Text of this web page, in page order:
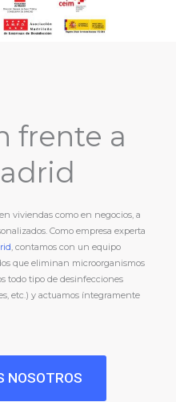
frente a
viviendas como en negocios, a
Como empresa experta
, contamos con un equipo
que eliminan microorganismos
todo tipo de desinfecciones
etc.) y actuamos íntegramente
NOSOTROS